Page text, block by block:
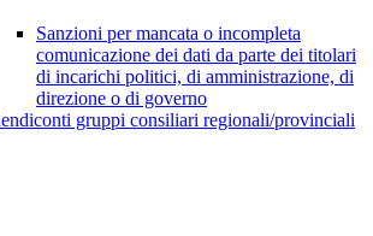
Sanzioni per mancata o incompleta
comunicazione dei dati da parte dei titolari
di incarichi politici, di amministrazione, di
direzione o di governo
gruppi consiliari regionali/provinciali